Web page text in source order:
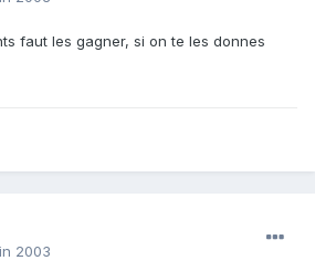
faut les gagner, si on te les donnes
2003